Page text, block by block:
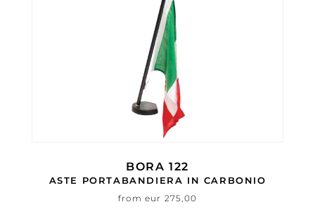
BORA 122
ASTE PORTABANDIERA IN CARBONIO
from eur 275,00